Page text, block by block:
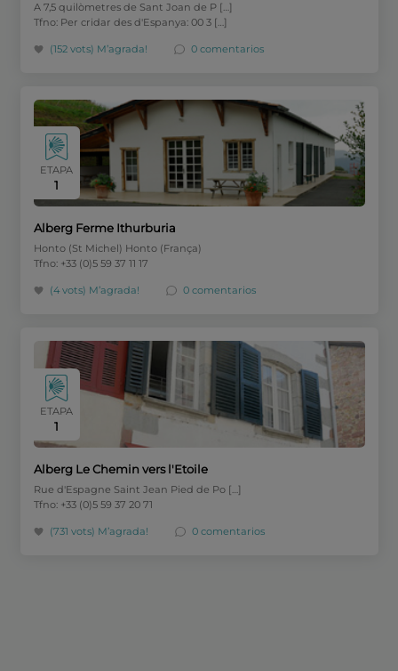
A 7,5 quilòmetres de Sant Joan de P […]
Tfno: Per cridar des d'Espanya: 00 3 […]
(152 vots) M’agrada! 0 comentarios
ETAPA
1
Alberg Ferme Ithurburia
Honto (St Michel) Honto (França)
Tfno: +33 (0)5 59 37 11 17
(4 vots) M’agrada! 0 comentarios
ETAPA
1
Alberg Le Chemin vers l'Etoile
Rue d'Espagne Saint Jean Pied de Po […]
Tfno: +33 (0)5 59 37 20 71
(731 vots) M’agrada! 0 comentarios